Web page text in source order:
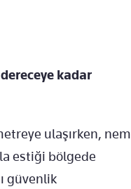
kadar
ulaşırken, nem
estiği bölgede
güvenlik